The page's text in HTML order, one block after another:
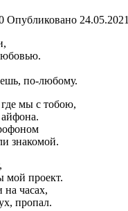
Опубликовано 24.05.2021
по-любому.
мы с тобою,
знакомой.
мой проект.
на часах,
пропал.